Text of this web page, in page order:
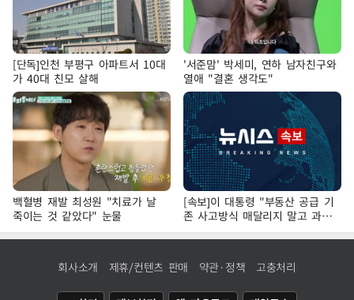
[단독]인천 부평구 아파트서 10대
가 40대 친모 살해
'서준맘' 박세미, 연하 남자친구와
열애 "결혼 생각도"
백혈병 재발 최성원 "치료가 날
죽이는 것 같았다" 눈물
[속보]이 대통령 "부동산 공급 기
존 사고방식 매달리지 말고 과감
히 실천"
회사소개 제휴/컨텐츠 판매 약관·정책 고충처리